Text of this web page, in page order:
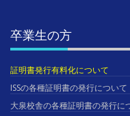
卒業生の方
証明書発行有料化について
ISSの各種証明書の発行について
大泉校舎の各種証明書の発行に